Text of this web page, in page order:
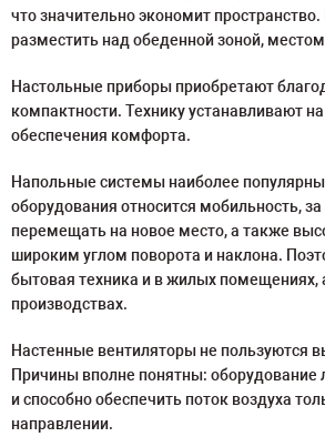
что значительно экономит
разместить над обеденной зоной,
Настольные приборы приобретают
компактности. Технику устанавливают
обеспечения комфорта.
Напольные системы наиболее
оборудования относится мобильность,
перемещать на новое место, а также
широким углом поворота и наклона.
бытовая техника и в жилых помещениях,
производствах.
Настенные вентиляторы не пользуются
Причины вполне понятны: оборудование
и способно обеспечить поток воздуха
направлении.